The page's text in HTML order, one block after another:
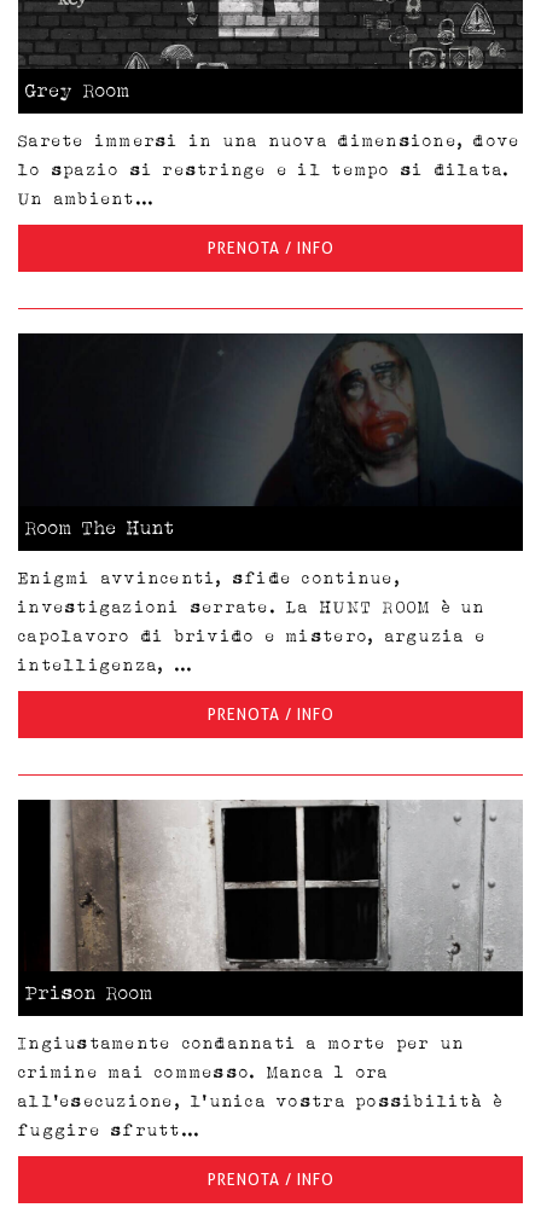
Grey Room
Sarete immersi in una nuova dimensione, dove
lo spazio si restringe e il tempo si dilata.
Un ambient...
PRENOTA / INFO
Room The Hunt
Enigmi avvincenti, sfide continue,
investigazioni serrate. La HUNT ROOM è un
capolavoro di brivido e mistero, arguzia e
intelligenza, ...
PRENOTA / INFO
Prison Room
Ingiustamente condannati a morte per un
crimine mai commesso. Manca 1 ora
all'esecuzione, l'unica vostra possibilità è
fuggire sfrutt...
PRENOTA / INFO